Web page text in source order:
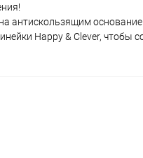
антискользящим
Happy & Clever,